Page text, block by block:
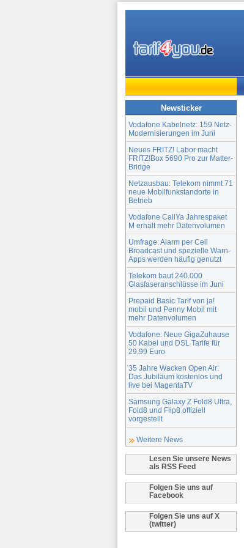
Newsticker
Vodafone Kabelnetz: 159 Netz-
Modernisierungen im Juni
Neues FRITZ! Labor macht
FRITZ!Box 5690 Pro zur Matter-
Bridge
Netzausbau: Telekom nimmt 71
neue Mobilfunkstandorte in
Betrieb
Vodafone CallYa Jahrespaket
M erhält mehr Datenvolumen
Umfrage: Alarm per Cell
Broadcast und spezielle Warn-
Apps werden häufig genutzt
Telekom baut 240.000
Glasfaseranschlüsse im Juni
Prepaid Basic Tarif von ja!
mobil und Penny Mobil mit
mehr Datenvolumen
Vodafone: Neue GigaZuhause
50 Kabel und DSL Tarife für
29,99 Euro
35 Jahre Wacken Open Air:
Das Jubiläum kostenlos und
live bei MagentaTV
Samsung Galaxy Z Fold8 Ultra,
Fold8 und Flip8 offiziell
vorgestellt
Weitere News
Lesen Sie unsere News
als RSS Feed
Folgen Sie uns auf
Facebook
Folgen Sie uns auf X
(twitter)